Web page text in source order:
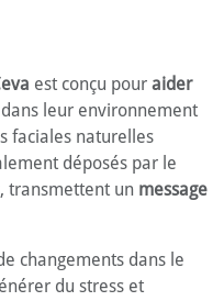
est conçu pour aider
leur environnement
faciales naturelles
déposés par le
transmettent un message
changements dans le
du stress et